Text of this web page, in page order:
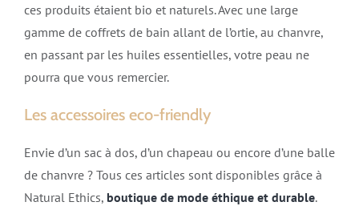
ces produits étaient bio et naturels. Avec une large
gamme de coffrets de bain allant de l’ortie, au chanvre,
en passant par les huiles essentielles, votre peau ne
pourra que vous remercier.
Les accessoires eco-friendly
Envie d’un sac à dos, d’un chapeau ou encore d’une balle
de chanvre ? Tous ces articles sont disponibles grâce à
Natural Ethics, boutique de mode éthique et durable.